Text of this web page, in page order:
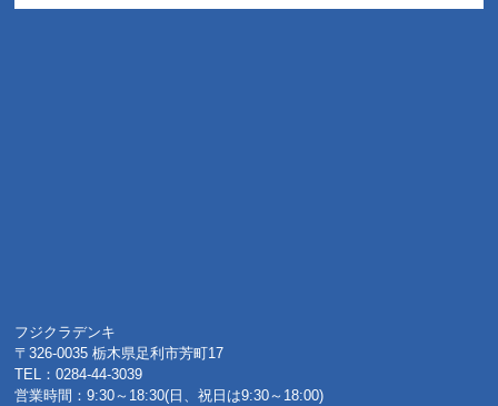
フジクラデンキ
〒326-0035 栃木県足利市芳町17
TEL：0284-44-3039
営業時間：9:30～18:30(日、祝日は9:30～18:00)